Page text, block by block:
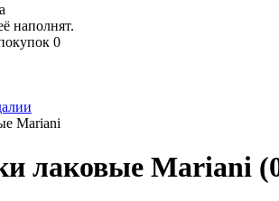
наполнят.
0
Mariani
лаковые Mariani